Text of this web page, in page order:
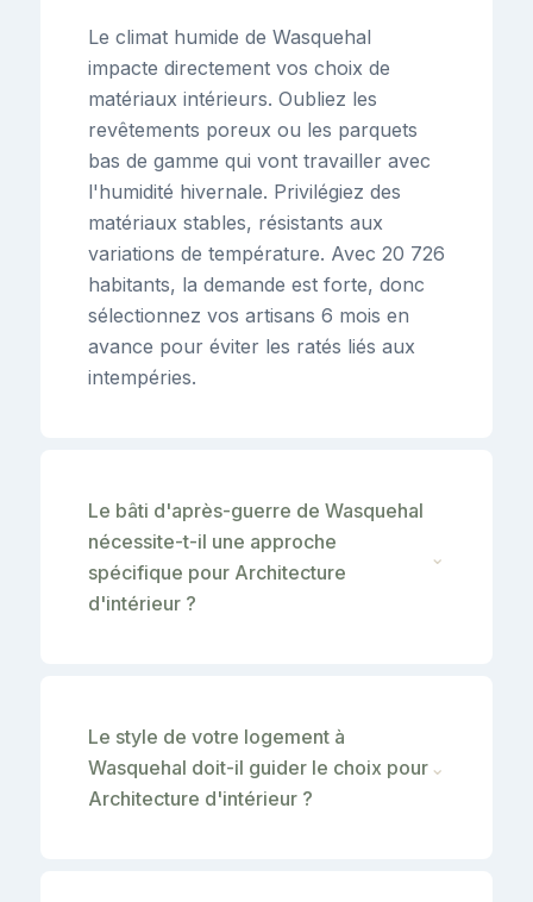
Le climat humide de Wasquehal
impacte directement vos choix de
matériaux intérieurs. Oubliez les
revêtements poreux ou les parquets
bas de gamme qui vont travailler avec
l'humidité hivernale. Privilégiez des
matériaux stables, résistants aux
variations de température. Avec 20 726
habitants, la demande est forte, donc
sélectionnez vos artisans 6 mois en
avance pour éviter les ratés liés aux
intempéries.
Le bâti d'après-guerre de Wasquehal
nécessite-t-il une approche
spécifique pour Architecture
d'intérieur ?
⌄
Le style de votre logement à
Wasquehal doit-il guider le choix pour
Architecture d'intérieur ?
⌄